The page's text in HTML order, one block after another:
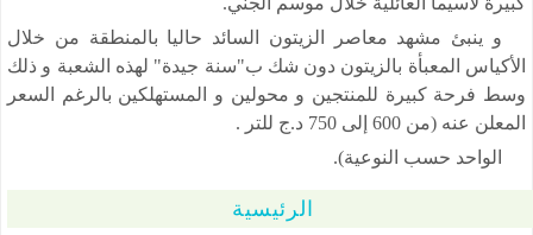
و ينبئ مشهد معاصر الزيتون السائد حاليا بالمنطقة من خلال
الأكياس المعبأة بالزيتون دون شك ب"سنة جيدة" لهذه الشعبة و ذلك
وسط فرحة كبيرة للمنتجين و محولين و المستهلكين بالرغم السعر
المعلن عنه (من 600 إلى 750 د.ج للتر .
الواحد حسب النوعية).
الرئيسية